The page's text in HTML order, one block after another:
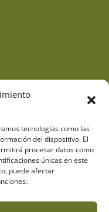
tecnologías como las
del dispositivo. El
procesar datos como
únicas en este
puede afectar